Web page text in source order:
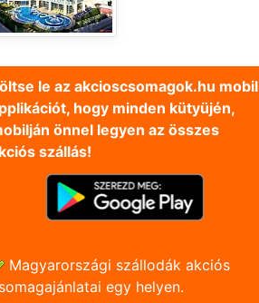
le az akcioscsomagok.hu mobil
hogy minden kütyüjén,
önnel legyen az összes
szállás!
Magyarországi szállodák akciós
egy helyen.